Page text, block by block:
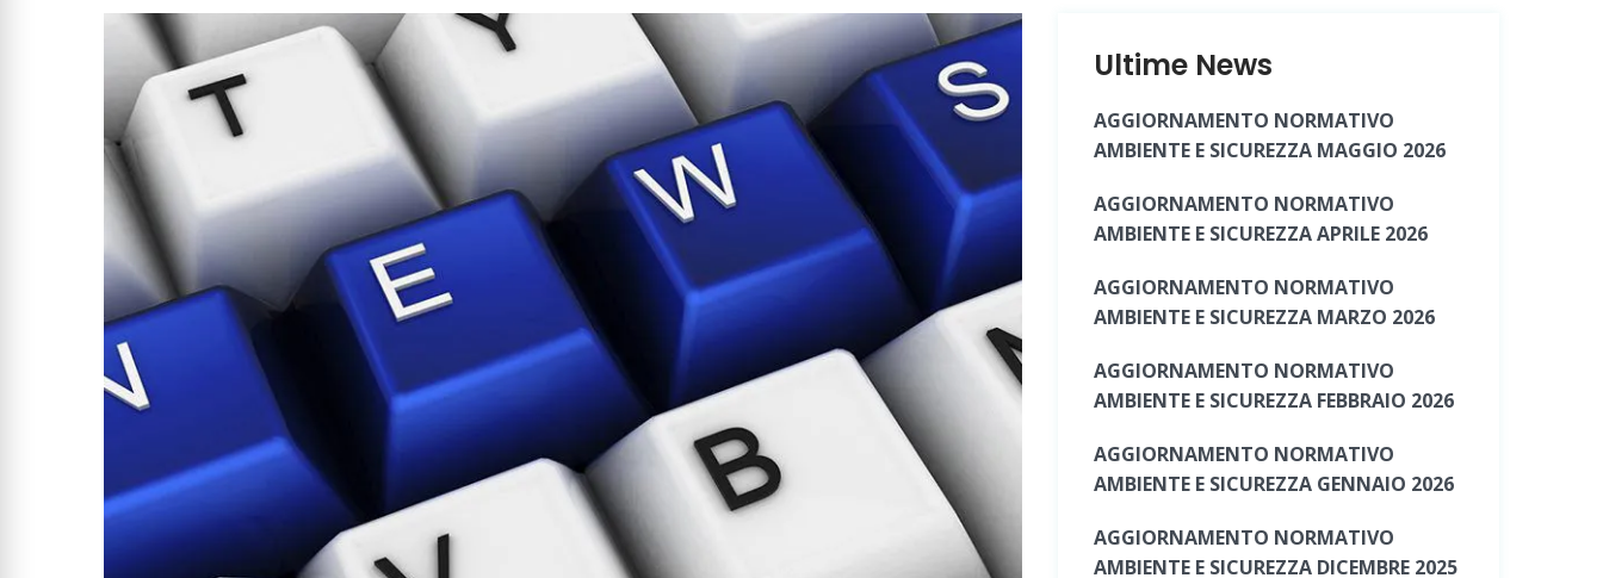
Ultime News
AGGIORNAMENTO NORMATIVO
AMBIENTE E SICUREZZA MAGGIO 2026
AGGIORNAMENTO NORMATIVO
AMBIENTE E SICUREZZA APRILE 2026
AGGIORNAMENTO NORMATIVO
AMBIENTE E SICUREZZA MARZO 2026
AGGIORNAMENTO NORMATIVO
AMBIENTE E SICUREZZA FEBBRAIO 2026
AGGIORNAMENTO NORMATIVO
AMBIENTE E SICUREZZA GENNAIO 2026
AGGIORNAMENTO NORMATIVO
AMBIENTE E SICUREZZA DICEMBRE 2025